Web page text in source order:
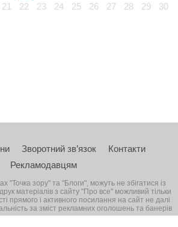
21 22 23 24 25 26 27 28 29
30
Зворотний зв’язок
Контакти
Рекламодавцям
"Точка зору" та "Блоги", можуть не збігатися із
матеріалів з сайту "Про все" можливий тільки
прямого і активного посилання на сайт не далі
за зміст рекламних оголошень та банерів